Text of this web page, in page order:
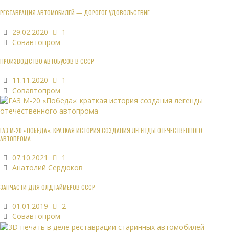
РЕСТАВРАЦИЯ АВТОМОБИЛЕЙ — ДОРОГОЕ УДОВОЛЬСТВИЕ
29.02.2020
1
Совавтопром
ПРОИЗВОДСТВО АВТОБУСОВ В СССР
11.11.2020
1
Совавтопром
ГАЗ М-20 «ПОБЕДА»: КРАТКАЯ ИСТОРИЯ СОЗДАНИЯ ЛЕГЕНДЫ ОТЕЧЕСТВЕННОГО
АВТОПРОМА
07.10.2021
1
Анатолий Сердюков
ЗАПЧАСТИ ДЛЯ ОЛДТАЙМЕРОВ СССР
01.01.2019
2
Совавтопром